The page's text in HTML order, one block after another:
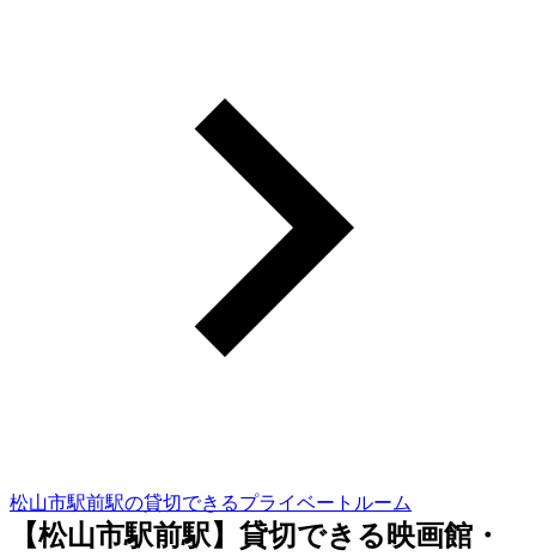
松山市駅前駅の貸切できるプライベートルーム
【松山市駅前駅】貸切できる映画館・